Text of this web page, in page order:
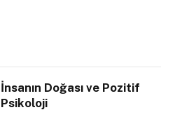
İnsanın Doğası ve Pozitif
Psikoloji